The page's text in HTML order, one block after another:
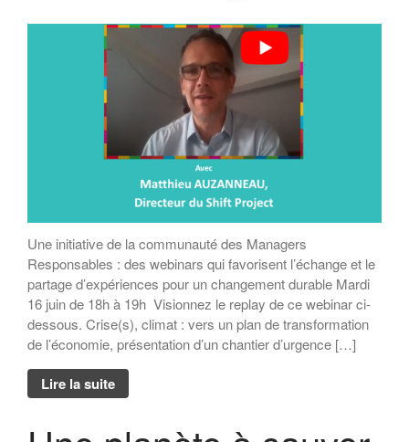
Une initiative de la communauté des Managers
Responsables : des webinars qui favorisent l’échange et le
partage d’expériences pour un changement durable Mardi
16 juin de 18h à 19h Visionnez le replay de ce webinar ci-
dessous. Crise(s), climat : vers un plan de transformation
de l’économie, présentation d’un chantier d’urgence […]
Lire la suite